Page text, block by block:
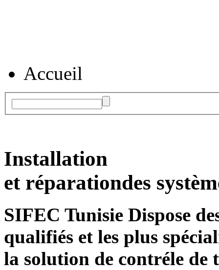
Accueil
Installation
et réparationdes
SIFEC Tunisie Dispose
qualifiés et les plus
la solution de contréle de